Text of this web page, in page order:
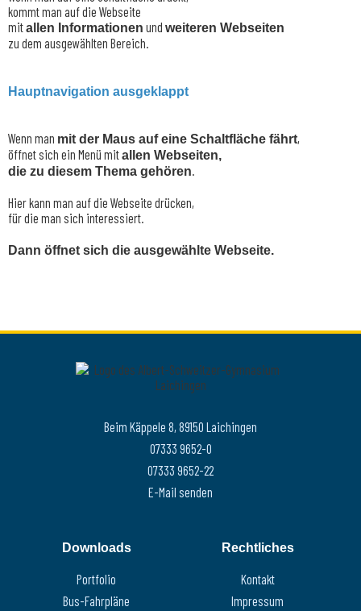
kommt man auf die Webseite
mitallen Informationen und weiteren Webseiten
zu dem ausgewählten Bereich.
Hauptnavigation ausgeklappt
Wenn man mit der Maus auf eine Schaltfläche fährt,
öffnet sich ein Menü mitallen Webseiten,
die zu diesem Thema gehören
Hier kann man auf die Webseite drücken,
für die man sich interessiert.
Dann öffnet sich die ausgewählte Webseite.
Beim Käppele 8, 89150 Laichingen
07333 9652-0
07333 9652-22
E-Mail senden
Downloads
Portfolio
Bus-Fahrpläne
Rechtliches
Kontakt
Impressum